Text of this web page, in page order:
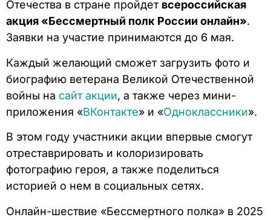
Отечества в стране пройдет всероссийская
акция «Бессмертный полк России онлайн».
Заявки на участие принимаются до 6 мая.
Каждый желающий сможет загрузить фото и
биографию ветерана Великой Отечественной
войны на сайт акции, а также через мини-
приложения «ВКонтакте» и «Одноклассники».
В этом году участники акции впервые смогут
отреставрировать и колоризировать
фотографию героя, а также поделиться
историей о нем в социальных сетях.
Онлайн-шествие «Бессмертного полка» в 2025